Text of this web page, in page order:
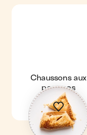
Chaussons aux
pommes